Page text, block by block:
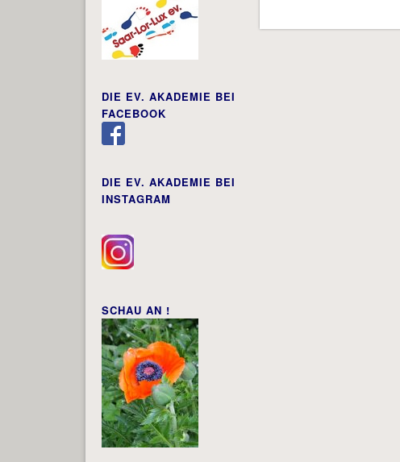
DIE EV. AKADEMIE BEI
FACEBOOK
DIE EV. AKADEMIE BEI
INSTAGRAM
SCHAU AN !